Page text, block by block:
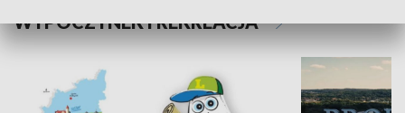
WYPOCZYNEK I REKREACJA